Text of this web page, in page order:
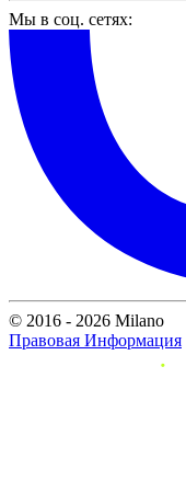
Мы в соц. сетях:
© 2016 - 2026 Milano
Правовая Информация